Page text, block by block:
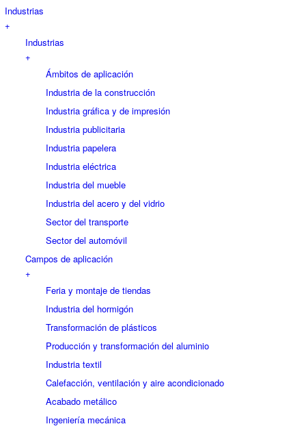
Industrias
+
Industrias
+
Ámbitos de aplicación
Industria de la construcción
Industria gráfica y de impresión
Industria publicitaria
Industria papelera
Industria eléctrica
Industria del mueble
Industria del acero y del vidrio
Sector del transporte
Sector del automóvil
Campos de aplicación
+
Feria y montaje de tiendas
Industria del hormigón
Transformación de plásticos
Producción y transformación del aluminio
Industria textil
Calefacción, ventilación y aire acondicionado
Acabado metálico
Ingeniería mecánica